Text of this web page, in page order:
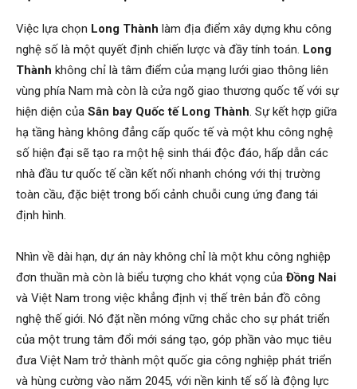
Việc lựa chọn Long Thành làm địa điểm xây dựng khu công
nghệ số là một quyết định chiến lược và đầy tính toán. Long
Thành không chỉ là tâm điểm của mạng lưới giao thông liên
vùng phía Nam mà còn là cửa ngõ giao thương quốc tế với sự
hiện diện của Sân bay Quốc tế Long Thành. Sự kết hợp giữa
hạ tầng hàng không đẳng cấp quốc tế và một khu công nghệ
số hiện đại sẽ tạo ra một hệ sinh thái độc đáo, hấp dẫn các
nhà đầu tư quốc tế cần kết nối nhanh chóng với thị trường
toàn cầu, đặc biệt trong bối cảnh chuỗi cung ứng đang tái
định hình.
Nhìn về dài hạn, dự án này không chỉ là một khu công nghiệp
đơn thuần mà còn là biểu tượng cho khát vọng của Đồng Nai
và Việt Nam trong việc khẳng định vị thế trên bản đồ công
nghệ thế giới. Nó đặt nền móng vững chắc cho sự phát triển
của một trung tâm đổi mới sáng tạo, góp phần vào mục tiêu
đưa Việt Nam trở thành một quốc gia công nghiệp phát triển
và hùng cường vào năm 2045, với nền kinh tế số là động lực